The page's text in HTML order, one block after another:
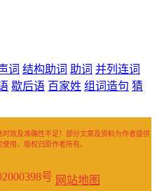
词 结构助词 助词 并列连词
歇后语 百家姓 组词造句 猜
效及准确性不足！部分文章及资料为作者提供
用，版权归原作者所有。
号 网站地图